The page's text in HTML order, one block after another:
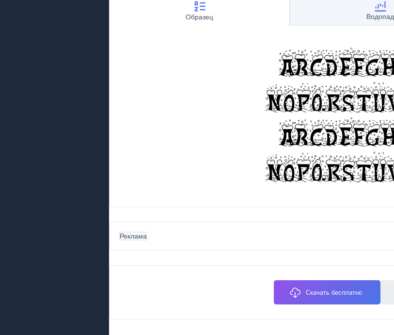
Образец Водопад
Реклама
Скачать бесплатно